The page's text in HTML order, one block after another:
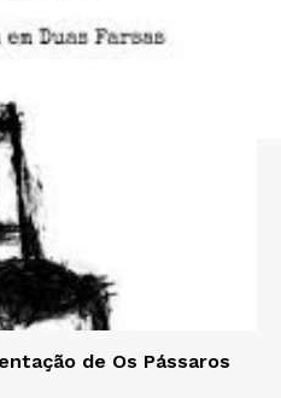
de Os Pássaros